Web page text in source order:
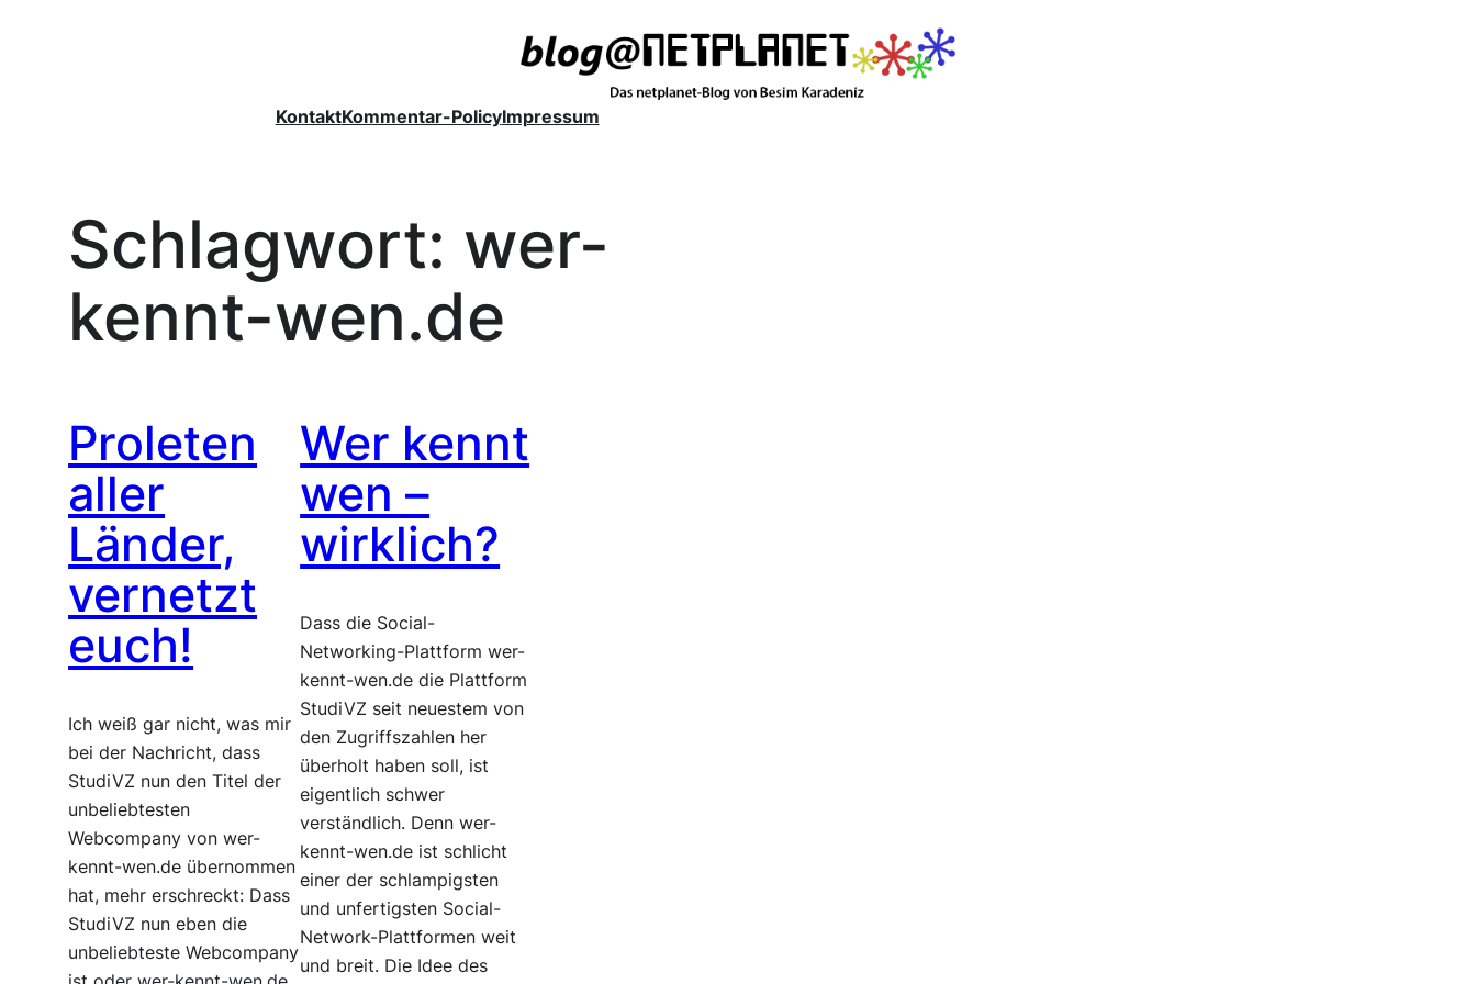
KontaktKommentar-PolicyImpressum
Schlagwort: wer-
kennt-wen.de
Proleten
aller
Länder,
vernetzt
euch!
Ich weiß gar nicht, was mir
bei der Nachricht, dass
StudiVZ nun den Titel der
unbeliebtesten
Webcompany von wer-
kennt-wen.de übernommen
hat, mehr erschreckt: Dass
StudiVZ nun eben die
unbeliebteste Webcompany
Wer kennt
wen –
wirklich?
Dass die Social-
Networking-Plattform wer-
kennt-wen.de die Plattform
StudiVZ seit neuestem von
den Zugriffszahlen her
überholt haben soll, ist
eigentlich schwer
verständlich. Denn wer-
kennt-wen.de ist schlicht
einer der schlampigsten
und unfertigsten Social-
Network-Plattformen weit
und breit. Die Idee des